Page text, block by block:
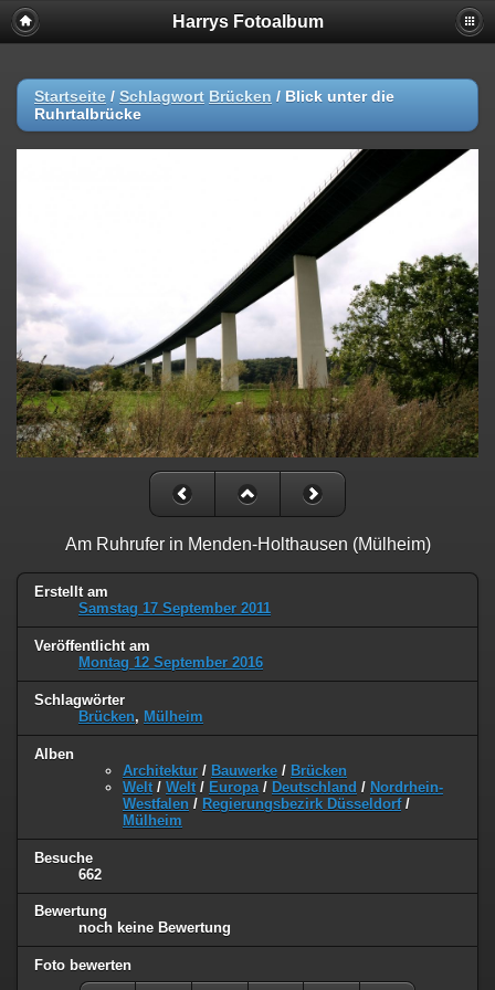
Harrys Fotoalbum
Startseite / Schlagwort Brücken / Blick unter die
Ruhrtalbrücke
Am Ruhrufer in Menden-Holthausen (Mülheim)
Erstellt am
Samstag 17 September 2011
Veröffentlicht am
Montag 12 September 2016
Schlagwörter
Brücken, Mülheim
Alben
Architektur / Bauwerke / Brücken
Welt / Welt / Europa / Deutschland / Nordrhein-
Westfalen / Regierungsbezirk Düsseldorf/
Mülheim
Besuche
662
Bewertung
noch keine Bewertung
Foto bewerten